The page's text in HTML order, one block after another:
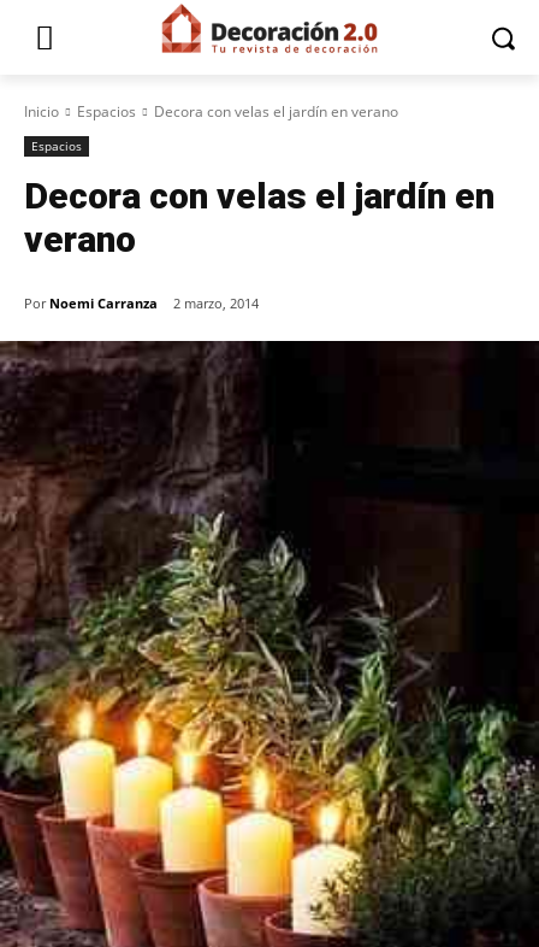
Inicio Espacios Decora con velas el jardín en verano
Espacios
Decora con velas el jardín en
verano
Por Noemi Carranza 2 marzo, 2014